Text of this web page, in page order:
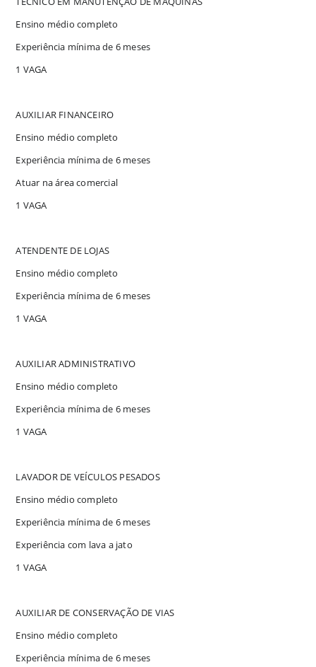
Ensino médio completo
Experiência mínima de 6 meses
1 VAGA
AUXILIAR FINANCEIRO
Ensino médio completo
Experiência mínima de 6 meses
Atuar na área comercial
1 VAGA
ATENDENTE DE LOJAS
Ensino médio completo
Experiência mínima de 6 meses
1 VAGA
AUXILIAR ADMINISTRATIVO
Ensino médio completo
Experiência mínima de 6 meses
1 VAGA
LAVADOR DE VEÍCULOS PESADOS
Ensino médio completo
Experiência mínima de 6 meses
Experiência com lava a jato
1 VAGA
AUXILIAR DE CONSERVAÇÃO DE VIAS
Ensino médio completo
Experiência mínima de 6 meses